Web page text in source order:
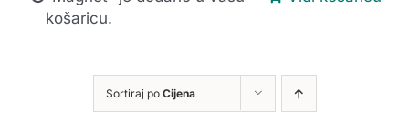
košaricu.
Sortiraj po Cijena